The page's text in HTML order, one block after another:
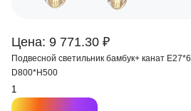
Цена: 9 771.30 ₽
Подвесной светильник бамбук+ канат E27*6
D800*H500